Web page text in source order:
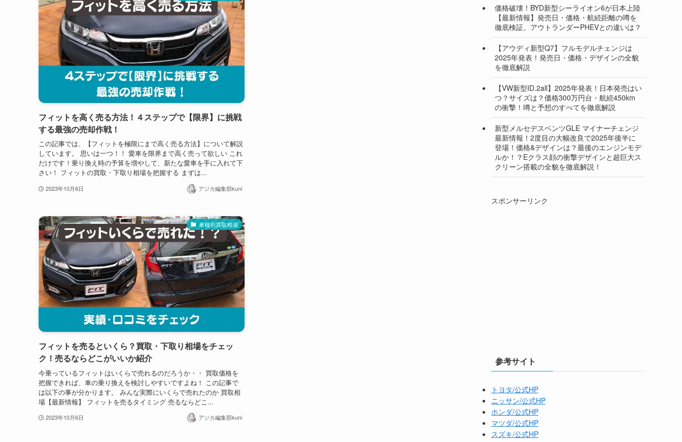
フィットを高く売る方法！４ステップで【限界】に挑戦
する最強の売却作戦！
この記事では、【フィットを極限にまで高く売る方法】について解説
しています。 思いは一つ！！ 愛車を限界まで高く売って欲しい これ
だけです！乗り換え時の予算を増やして、新たな愛車を手に入れて下
さい！ フィットの買取・下取り相場を把握する まずは...
2023年10月6日 アジカ編集部kuni
車種別買取相場
フィットを売るといくら？買取・下取り相場をチェッ
ク！売るならどこがいいか紹介
今乗っているフィットはいくらで売れるのだろうか・・ 買取価格を
把握できれば、車の乗り換えを検討しやすいですよね！ この記事で
は以下の事が分かります。 みんな実際にいくらで売れたのか 買取相
場【最新情報】 フィットを売るタイミング 売るならどこ...
2023年10月6日 アジカ編集部kuni
価格破壊！BYD新型シーライオン6が日本上陸
【最新情報】発売日・価格・航続距離の噂を
徹底検証。アウトランダーPHEVとの違いは？
【アウディ新型Q7】フルモデルチェンジは
2025年発表！発売日・価格・デザインの全貌
を徹底解説
【VW新型ID.2all】2025年発表！日本発売はい
つ？サイズは？価格300万円台・航続450km
の衝撃！噂と予想のすべてを徹底解説
新型メルセデスベンツGLE マイナーチェンジ
最新情報！2度目の大幅改良で2025年後半に
登場！価格&デザインは？最後のエンジンモデ
ルか！？Eクラス顔の衝撃デザインと超巨大ス
クリーン搭載の全貌を徹底解説！
スポンサーリンク
参考サイト
トヨタ/公式HP
ニッサン/公式HP
ホンダ/公式HP
マツダ/公式HP
スズキ/公式HP